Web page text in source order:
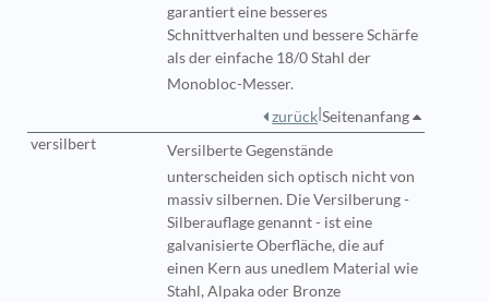
garantiert eine besseres
Schnittverhalten und bessere Schärfe
als der einfache 18/0 Stahl der
Monobloc-Messer.
zurück Seitenanfang
versilbert
VersilberteGegenstände
unterscheiden sich optisch nicht von
massiv silbernen. Die Versilberung -
Silberauflage genannt - ist eine
galvanisierte Oberfläche, die auf
einen Kern aus unedlem Material wie
Stahl, Alpaka oder Bronze